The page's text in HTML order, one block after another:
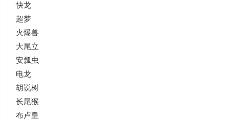
快龙
超梦
火爆兽
大尾立
安瓢虫
电龙
胡说树
长尾猴
布卢皇